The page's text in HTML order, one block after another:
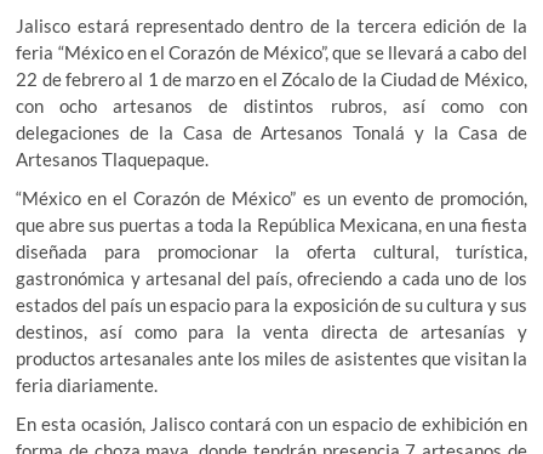
Jalisco estará representado dentro de la tercera edición de la
feria “México en el Corazón de México”, que se llevará a cabo del
22 de febrero al 1 de marzo en el Zócalo de la Ciudad de México,
con ocho artesanos de distintos rubros, así como con
delegaciones de la Casa de Artesanos Tonalá y la Casa de
Artesanos Tlaquepaque.
“México en el Corazón de México” es un evento de promoción,
que abre sus puertas a toda la República Mexicana, en una fiesta
diseñada para promocionar la oferta cultural, turística,
gastronómica y artesanal del país, ofreciendo a cada uno de los
estados del país un espacio para la exposición de su cultura y sus
destinos, así como para la venta directa de artesanías y
productos artesanales ante los miles de asistentes que visitan la
feria diariamente.
En esta ocasión, Jalisco contará con un espacio de exhibición en